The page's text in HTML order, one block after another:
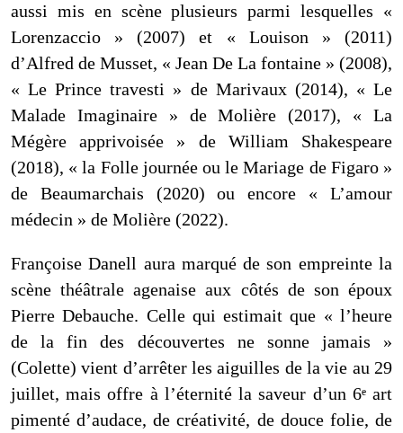
aussi mis en scène plusieurs parmi lesquelles «
Lorenzaccio » (2007) et « Louison » (2011)
d’Alfred de Musset, « Jean De La fontaine » (2008),
« Le Prince travesti » de Marivaux (2014), « Le
Malade Imaginaire » de Molière (2017), « La
Mégère apprivoisée » de William Shakespeare
(2018), « la Folle journée ou le Mariage de Figaro »
de Beaumarchais (2020) ou encore « L’amour
médecin » de Molière (2022).
Françoise Danell aura marqué de son empreinte la
scène théâtrale agenaise aux côtés de son époux
Pierre Debauche. Celle qui estimait que « l’heure
de la fin des découvertes ne sonne jamais »
(Colette) vient d’arrêter les aiguilles de la vie au 29
juillet, mais offre à l’éternitéla saveur d’un 6ᵉ art
pimenté d’audace, de créativité, de douce folie, de